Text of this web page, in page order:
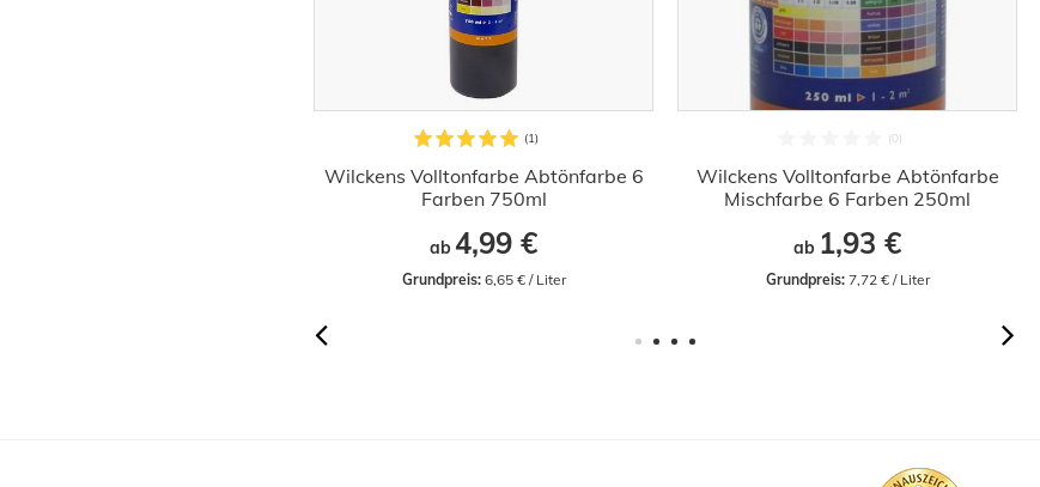
Wilckens Volltonfarbe Abtönfarbe 6
Farben 750ml
ab 4,99 €
Grundpreis: 6,65 € / Liter
Wilckens Volltonfarbe Abtönfarbe
Mischfarbe 6 Farben 250ml
ab 1,93 €
Grundpreis: 7,72 € / Liter